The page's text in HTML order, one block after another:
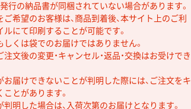
行の納品書が同梱されていない場合があります。
希望のお客様は、商品到着後、本サイト上のご利
にて印刷することが可能です。
くは袋でのお届けではありません。
文後の変更・キャンセル・返品・交換はお受けでき
届けできないことが判明した際には、ご注文をキ
とがあります。
明した場合は、入荷次第のお届けとなります。